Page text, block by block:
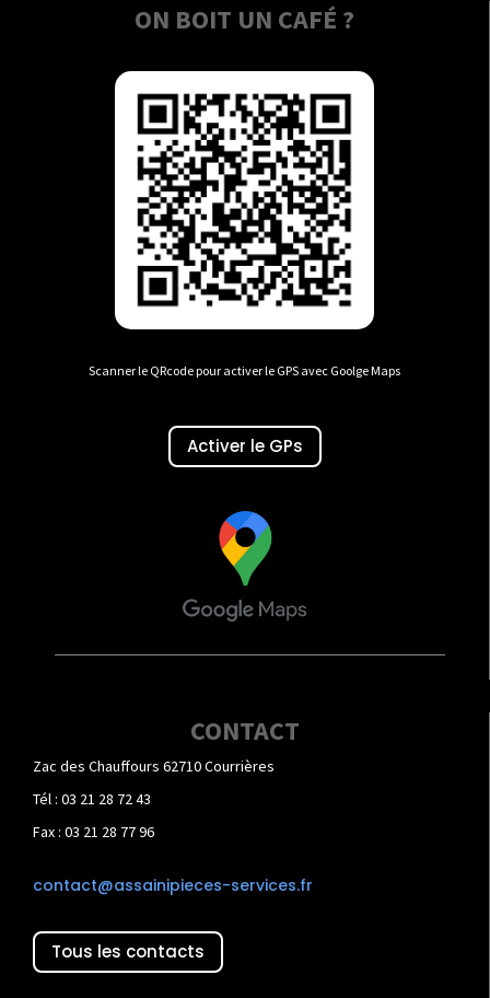
ON BOIT UN CAFÉ ?
Scanner le QRcode pour activer le GPS avec Goolge Maps
Activer le GPs
CONTACT
Zac des Chauffours 62710 Courrières
Tél : 03 21 28 72 43
Fax : 03 21 28 77 96
contact@assainipieces-services.fr
Tous les contacts